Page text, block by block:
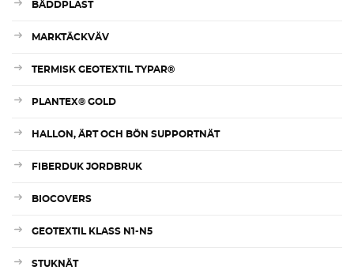
BÄDDPLAST
MARKTÄCKVÄV
TERMISK GEOTEXTIL TYPAR®
PLANTEX® GOLD
HALLON, ÄRT OCH BÖN SUPPORTNÄT
FIBERDUK JORDBRUK
BIOCOVERS
GEOTEXTIL KLASS N1-N5
STUKNÄT